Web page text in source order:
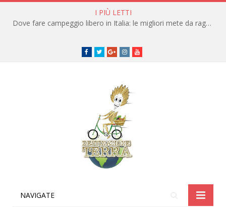
I PIÙ LETTI
Dove fare campeggio libero in Italia: le migliori mete da raggiungere in traghetto
Facebook
TwitterGoogle+instagramyoutube
NAVIGATE